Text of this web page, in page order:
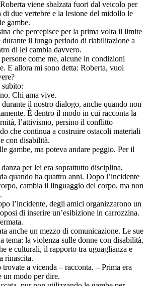
viene sbalzata fuori dal veicolo per
due vertebre e la lesione del midollo le
gambe.
che percepisce per la prima volta il limite
il lungo periodo di riabilitazione a
di lei cambia davvero.
come me, alcune in condizioni
E allora mi sono detta: Roberta, vuoi
subito:
Chi ama vive.
il nostro dialogo, anche quando non
È dentro il modo in cui racconta la
l’attivismo, persino il conflitto
che continua a costruire ostacoli materiali
con disabilità.
gambe, ma poteva andare peggio. Per il
per lei era soprattutto disciplina,
quando ha quattro anni. Dopo l’incidente
cambia il linguaggio del corpo, ma non
l’incidente, degli amici organizzarono un
di inserire un’esibizione in carrozzina.
anche un mezzo di comunicazione. Le sue
tema: la violenza sulle donne con disabilità,
e culturali, il rapporto tra uguaglianza e
rinascita.
a vicenda – racconta. – Prima era
un modo per dire.